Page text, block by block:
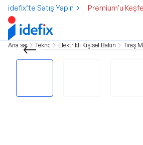
idefix’te Satış Yapın Premium'u
Ana sayfa Teknoloji Elektrikli Kişisel Bakım Aletleri
Tıraş